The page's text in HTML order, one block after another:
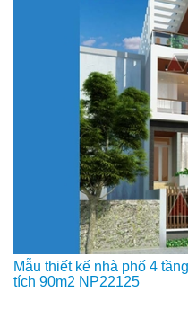
Mẫu thiết kế nhà phố 4
tích 90m2 NP22125